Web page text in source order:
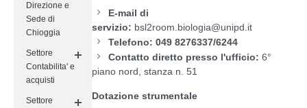
Direzione e
Sede di
Chioggia
Settore
Contabilita' e
acquisti
Settore
E-mail di
servizio: bsl2room.biologia@unipd.it
Telefono: 049 8276337/6244
Contatto diretto presso l'ufficio:6°
piano nord, stanza n. 51
Dotazione strumentale